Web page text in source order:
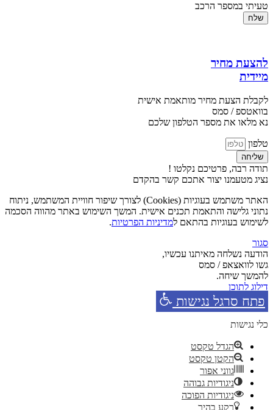
טעיתי במספר הרכב
שלח
להצעת מחיר
מיידית
לקבלת הצעת מחיר מותאמת אישית
בוואטספ / סמס
נא מלאו את מספר הטלפון שלכם
טלפון
שליחה
תודה רבה, פרטיכם נקלטו !
נציג מטעמנו יצור אתכם קשר בהקדם
האתר משתמש בעוגיות (Cookies) לצורך שיפור חוויית המשתמש, ניתוח
נתוני גלישה והתאמת תכנים אישית. המשך השימוש באתר מהווה הסכמה
לשימוש בעוגיות בהתאם למדיניות הפרטיות.
סגור
הודעה נשלחה מאיתנו עכשיו,
גשו לוואצאפ / סמס
להמשך שיחה.
דילוג לתוכן
פתח סרגל נגישות
כלי נגישות
הגדל טקסט
הקטן טקסט
גווני אפור
ניגודיות גבוהה
ניגודיות הפוכה
רקע בהיר